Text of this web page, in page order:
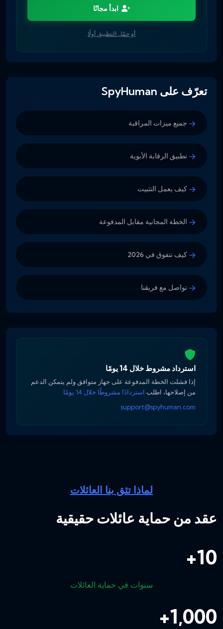
ابدأ مجانًا
أو حمّل التطبيق أولًا
تعرّف على SpyHuman
جميع ميزات المراقبة
تطبيق الرقابة الأبوية
كيف يعمل التثبيت
الخطة المجانية مقابل المدفوعة
كيف نتفوق في 2026
تواصل مع فريقنا
استرداد مشروط خلال 14 يومًا
إذا فشلت الخطة المدفوعة على جهاز متوافق ولم يتمكن الدعم
من إصلاحها، اطلب استردادًا مشروطًا خلال 14 يومًا .
support@spyhuman.com
لماذا تثق بنا العائلات
عقد من حماية عائلات حقيقية
10
+
سنوات في حماية العائلات
1,000
+